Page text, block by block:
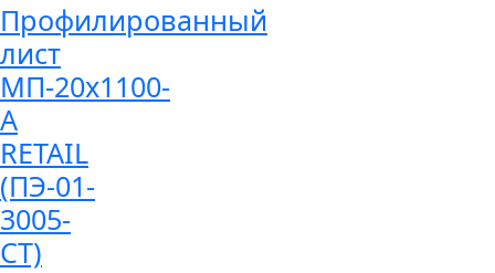
Профилированный
лист
МП-20x1100-
A
RETAIL
(ПЭ-01-
3005-
СТ)